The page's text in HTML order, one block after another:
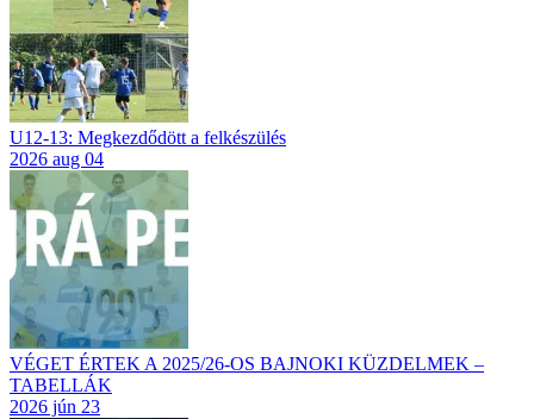
U12-13: Megkezdődött a felkészülés
2026 aug 04
VÉGET ÉRTEK A 2025/26-OS BAJNOKI KÜZDELMEK –
TABELLÁK
2026 jún 23